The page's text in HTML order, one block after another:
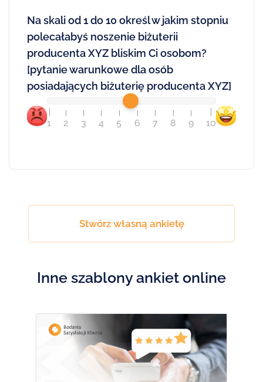
Na skali od 1 do 10 określ w jakim stopniu
polecałabyś noszenie biżuterii
producenta XYZ bliskim Ci osobom?
[pytanie warunkowe dla osób
posiadających biżuterię producenta XYZ]
1 2 3 4 5 6 7 8 9 10
Stwórz własną ankietę
Inne szablony ankiet online